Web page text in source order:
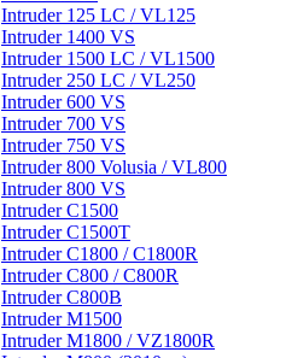
Intruder 125 LC / VL125
Intruder 1400 VS
Intruder 1500 LC / VL1500
Intruder 250 LC / VL250
Intruder 600 VS
Intruder 700 VS
Intruder 750 VS
Intruder 800 Volusia / VL800
Intruder 800 VS
Intruder C1500
Intruder C1500T
Intruder C1800 / C1800R
Intruder C800 / C800R
Intruder C800B
Intruder M1500
Intruder M1800 / VZ1800R